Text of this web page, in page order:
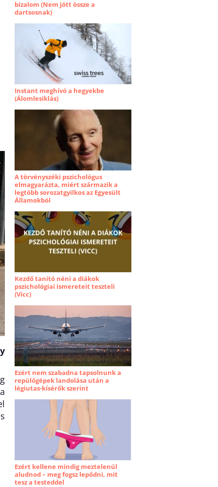
bizalom (Nem jött össze a
dartsosnak)
Instant meghívó a hegyekbe
(Álomlesiklás)
A törvényszéki pszichológus
elmagyarázta, miért származik a
legtöbb sorozatgyilkos az Egyesült
Államokból
Kezdő tanító néni a diákok
pszichológiai ismereteit teszteli
(Vicc)
Ezért nem szabadna tapsolnunk a
repülőgépek landolása után a
légiutas-kísérők szerint
Ezért kellene mindig meztelenül
aludnod – meg fogsz lepődni, mit
tesz a testeddel